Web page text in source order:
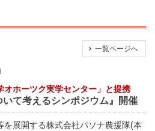
一覧ページへ
オホーツク実学センター」と提携
て考えるシンポジウム』開催
を展開する株式会社パソナ農援隊(本